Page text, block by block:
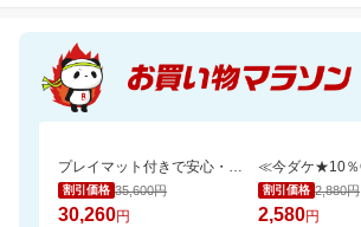
プレイマット付きで安心・快適な遊び空間
割引価格 35,600円
30,260円
割引価格 2,880円
2,580円